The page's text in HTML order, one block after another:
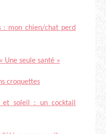
: mon chien/chat perd
Une seule santé »
croquettes
et soleil : un cocktail